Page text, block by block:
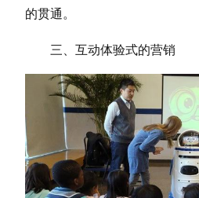
的贯通。
三、互动体验式的营销